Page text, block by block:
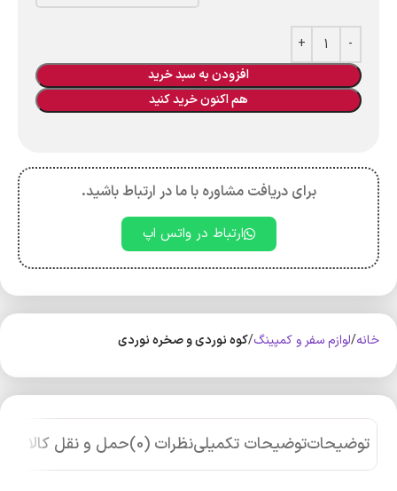
افزودن به سبد خرید
هم اکنون خرید کنید
برای دریافت مشاوره با ما در ارتباط باشید.
ارتباط در واتس اپ
خانه لوازم سفر و کمپینگ کوه‌ نوردی و صخره نوردی
توضیحاتتوضیحات تکمیلینظرات (0) حمل و نقل کالا